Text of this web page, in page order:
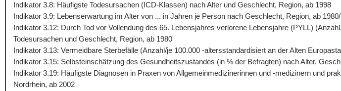
Indikator 3.8: Häufigste Todesursachen (ICD-Klassen) nach Alter und Geschlecht, Region, ab 1998
Indikator 3.9: Lebenserwartung im Alter von ... in Jahren je Person nach Geschlecht, Region, ab
Indikator 3.12: Durch Tod vor Vollendung des 65. Lebensjahres verlorene Lebensjahre (PYLL)
Todesursachen und Geschlecht, Region, ab 1980
Indikator 3.13: Vermeidbare Sterbefälle (Anzahl/je 100.000 -altersstandardisiert an der Alten
Indikator 3.15: Selbsteinschätzung des Gesundheitszustandes (in % der Befragten) nach Alter,
Indikator 3.19: Häufigste Diagnosen in Praxen von Allgemeinmedizinerinnen und -medizinern und
Nordrhein, ab 2002